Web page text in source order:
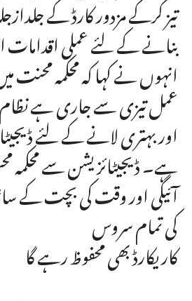
تیز کرکے مزدور کارڈ کے
بنانے کے لئے عملی
انہوں نے کہا کہ محکمہ محنت
عمل تیزی سے جاری ہے
اور بہتری لانے کے لئے
ہے۔ ڈیجیٹائزیشن سے
آئیگی اور وقت کی بچت کے
کی تمام سروس
کاریکارڈ بھی محفوظ رہے گا